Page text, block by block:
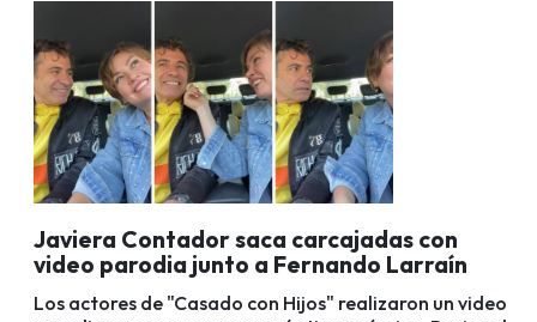
Javiera Contador saca carcajadas con
video parodia junto a Fernando Larraín
Los actores de "Casado con Hijos" realizaron un video